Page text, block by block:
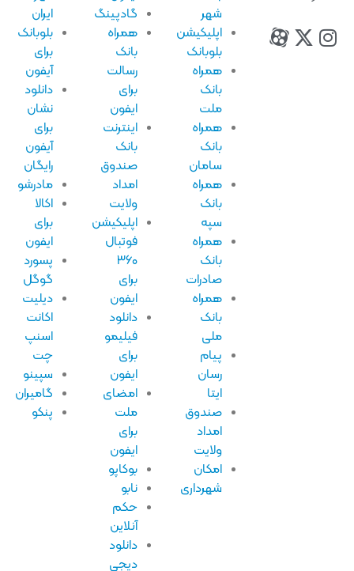
اپلیکیشن
بلوبانک
همراه
همراه
سامان
همراه
همراه
صادرات
همراه
پیام
رسان
صندوق
امداد
ولایت
امکان
شهرداری
گادپینگ
همراه
رسالت
ایفون
اینترنت
صندوق
امداد
ولایت
اپلیکیشن
فوتبال
ایفون
دانلود
فیلیمو
ایفون
امضای
ایفون
بوکاپو
نابو
حکم
آنلاین
دانلود
دیجی
بلوبانک
آیفون
دانلود
نشان
آیفون
رایگان
مادرشو
اکالا
ایفون
پسورد
گوگل
دیلیت
اکانت
اسنپ
سپینو
گامیران
پنکو